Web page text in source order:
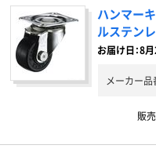
ハンマー
ルステン
お届け日：8月
メーカー品
販